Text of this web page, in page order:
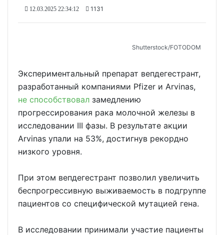
12.03.2025 22:34:12 1131
Shutterstoсk/FOTODOM
Экспериментальный препарат вепдегестрант,
разработанный компаниями Pfizer и Arvinas,
не способствовал замедлению
прогрессирования рака молочной железы в
исследовании III фазы. В результате акции
Arvinas упали на 53%, достигнув рекордно
низкого уровня.
При этом вепдегестрант позволил увеличить
беспрогрессивную выживаемость в подгруппе
пациентов со специфической мутацией гена.
В исследовании принимали участие пациенты